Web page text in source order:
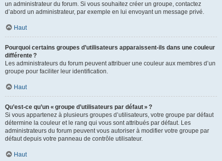
un administrateur du forum. Si vous souhaitez créer un groupe, contactez
d’abord un administrateur, par exemple en lui envoyant un message privé.
Haut
Pourquoi certains groupes d’utilisateurs apparaissent-ils dans une couleur
différente ?
Les administrateurs du forum peuvent attribuer une couleur aux membres d’un
groupe pour faciliter leur identification.
Haut
Qu’est-ce qu’un « groupe d’utilisateurs par défaut » ?
Si vous appartenez à plusieurs groupes d’utilisateurs, votre groupe par défaut
détermine la couleur et le rang qui vous sont attribués par défaut. Les
administrateurs du forum peuvent vous autoriser à modifier votre groupe par
défaut depuis votre panneau de contrôle utilisateur.
Haut